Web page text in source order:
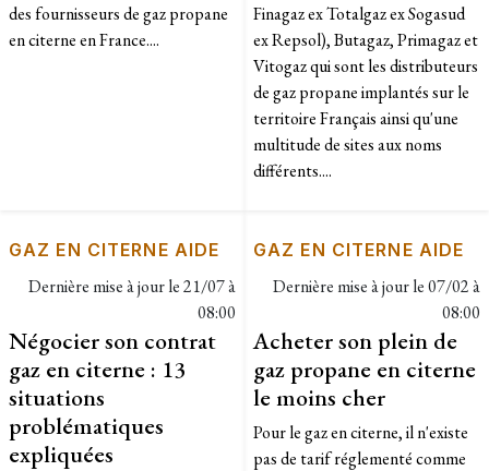
des fournisseurs de gaz propane
en citerne en France....
Finagaz ex Totalgaz ex Sogasud
ex Repsol), Butagaz, Primagaz et
Vitogaz qui sont les distributeurs
de gaz propane implantés sur le
territoire Français ainsi qu'une
multitude de sites aux noms
différents....
GAZ EN CITERNE AIDE
Dernière mise à jour le21/07 à
08:00
Négocier son contrat
gaz en citerne : 13
situations
problématiques
expliquées
GAZ EN CITERNE AIDE
Dernière mise à jour le07/02 à
08:00
Acheter son plein de
gaz propane en citerne
le moins cher
Pour le gaz en citerne, il n'existe
pas de tarif réglementé comme